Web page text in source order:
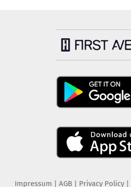
Impressum AGB Privacy Policy|